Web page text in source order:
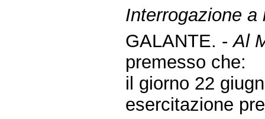
Interrogazione
GALANTE. -Al
premesso che:
il giorno 22
esercitazione